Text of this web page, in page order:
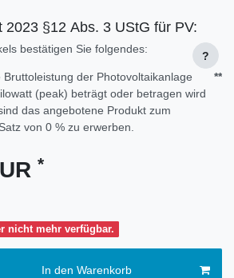
2023 §12 Abs. 3 UStG für PV:
bestätigen Sie folgendes:
Bruttoleistung der Photovoltaikanlage
(peak) beträgt oder betragen wird
das angebotene Produkt zum
von 0 % zu erwerben.
**
?
*
nicht mehr verfügbar.
In den Warenkorb